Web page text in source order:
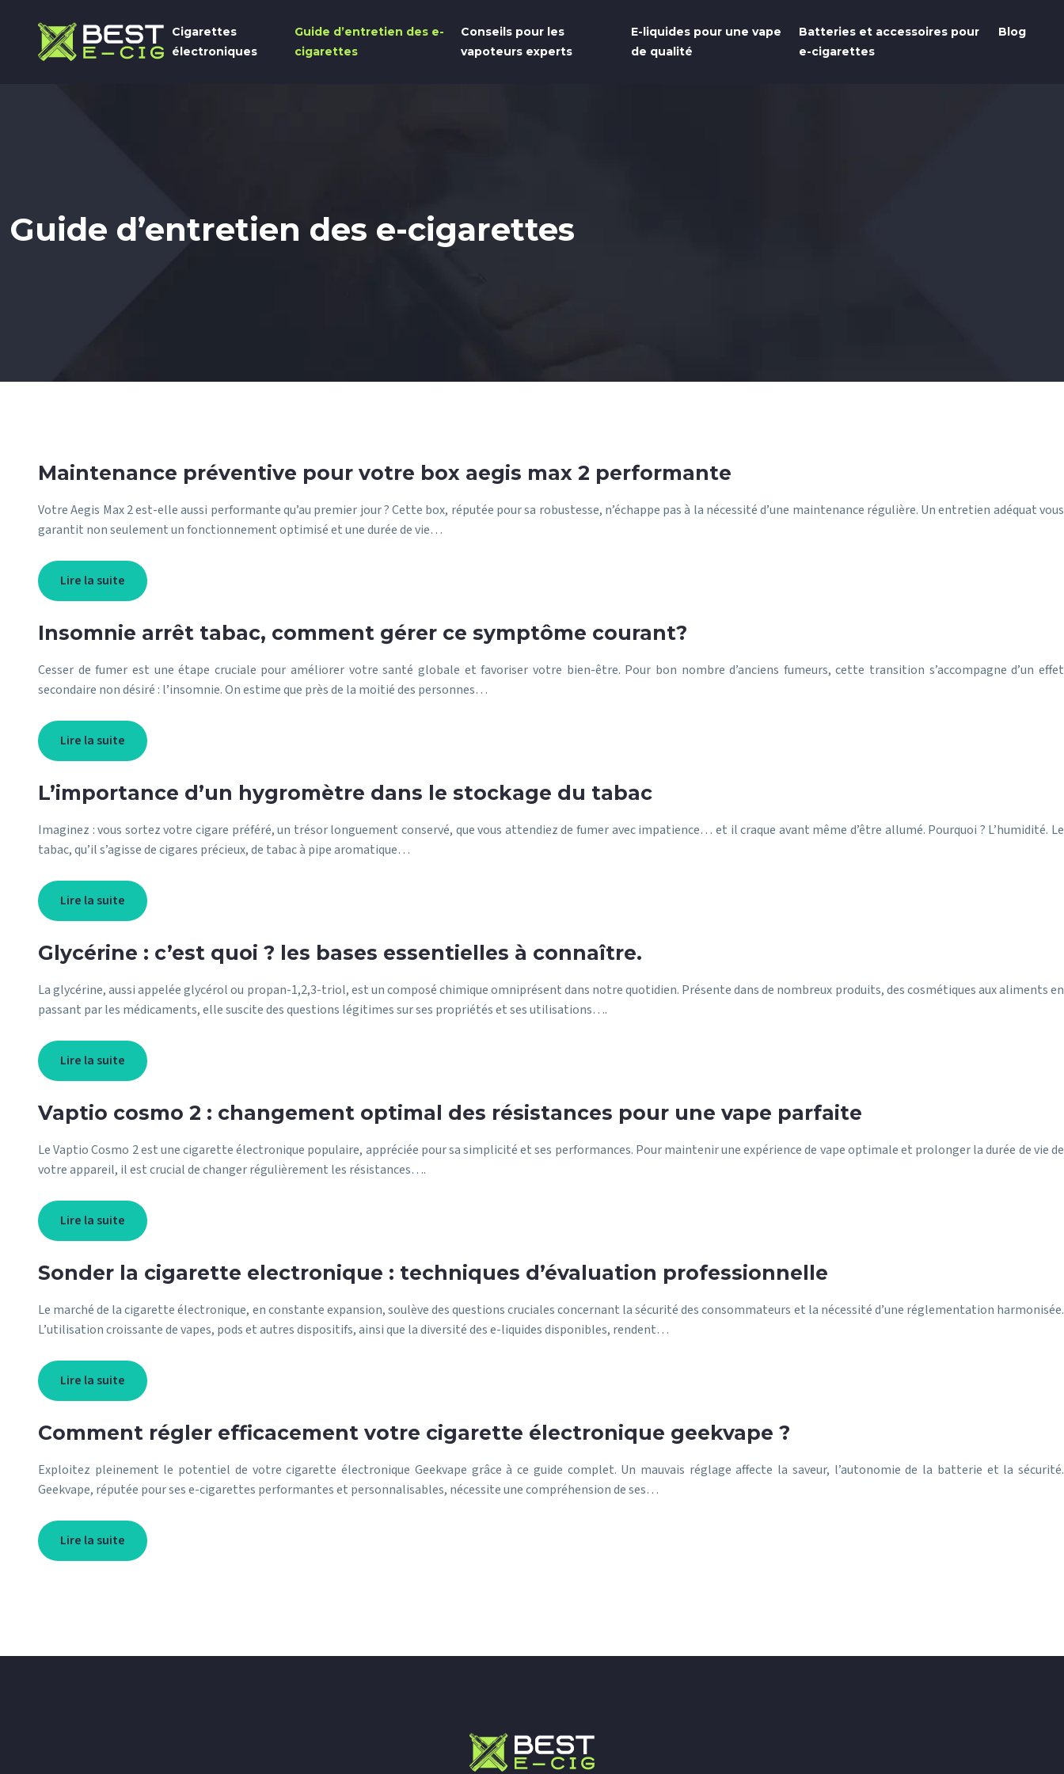
Cigarettes
électroniques
Guide d’entretien des e-
cigarettes
Conseils pour les
vapoteurs experts
E-liquides pour une vape
de qualité
Batteries et accessoires pour
e-cigarettes
Blog
Guide d’entretien des e-cigarettes
Maintenance préventive pour votre box aegis max 2 performante
Votre Aegis Max 2 est-elle aussi performante qu’au premier jour ? Cette box, réputée pour sa robustesse, n’échappe pas à la nécessité d’une maintenance régulière. Un entretien adéquat vous
garantit non seulement un fonctionnement optimisé et une durée de vie…
Lire la suite
Insomnie arrêt tabac, comment gérer ce symptôme courant?
Cesser de fumer est une étape cruciale pour améliorer votre santé globale et favoriser votre bien-être. Pour bon nombre d’anciens fumeurs, cette transition s’accompagne d’un effet
secondaire non désiré : l’insomnie. On estime que près de la moitié des personnes…
Lire la suite
L’importance d’un hygromètre dans le stockage du tabac
Imaginez : vous sortez votre cigare préféré, un trésor longuement conservé, que vous attendiez de fumer avec impatience… et il craque avant même d’être allumé. Pourquoi ? L’humidité. Le
tabac, qu’il s’agisse de cigares précieux, de tabac à pipe aromatique…
Lire la suite
Glycérine : c’est quoi ? les bases essentielles à connaître.
La glycérine, aussi appelée glycérol ou propan-1,2,3-triol, est un composé chimique omniprésent dans notre quotidien. Présente dans de nombreux produits, des cosmétiques aux aliments en
passant par les médicaments, elle suscite des questions légitimes sur ses propriétés et ses utilisations….
Lire la suite
Vaptio cosmo 2 : changement optimal des résistances pour une vape parfaite
Le Vaptio Cosmo 2 est une cigarette électronique populaire, appréciée pour sa simplicité et ses performances. Pour maintenir une expérience de vape optimale et prolonger la durée de vie de
votre appareil, il est crucial de changer régulièrement les résistances….
Lire la suite
Sonder la cigarette electronique : techniques d’évaluation professionnelle
Le marché de la cigarette électronique, en constante expansion, soulève des questions cruciales concernant la sécurité des consommateurs et la nécessité d’une réglementation harmonisée.
L’utilisation croissante de vapes, pods et autres dispositifs, ainsi que la diversité des e-liquides disponibles, rendent…
Lire la suite
Comment régler efficacement votre cigarette électronique geekvape ?
Exploitez pleinement le potentiel de votre cigarette électronique Geekvape grâce à ce guide complet. Un mauvais réglage affecte la saveur, l’autonomie de la batterie et la sécurité.
Geekvape, réputée pour ses e-cigarettes performantes et personnalisables, nécessite une compréhension de ses…
Lire la suite